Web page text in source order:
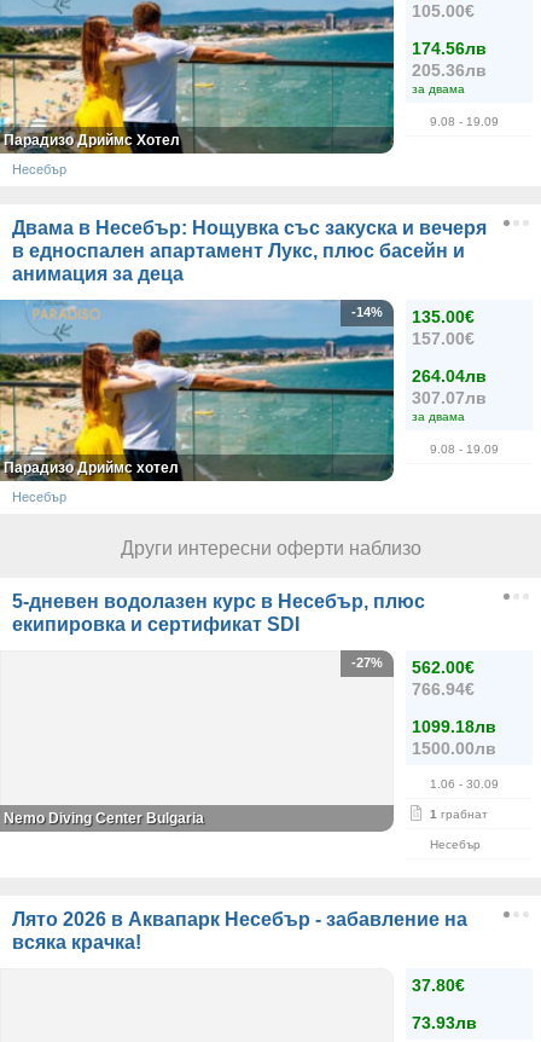
105.00€
174.56лв
205.36лв
за двама
9.08 - 19.09
Парадизо Дриймс Хотел
Несебър
Двама в Несебър: Нощувка със закуска и вечеря
в едноспален апартамент Лукс, плюс басейн и
анимация за деца
135.00€
157.00€
264.04лв
307.07лв
за двама
9.08 - 19.09
-14%
Парадизо Дриймс хотел
Несебър
Други интересни оферти наблизо
5-дневен водолазен курс в Несебър, плюс
екипировка и сертификат SDI
562.00€
766.94€
1099.18лв
1500.00лв
1.06 - 30.09
1 грабнат
Несебър
-27%
Nemo Diving Center Bulgaria
Лято 2026 в Аквапарк Несебър - забавление на
всяка крачка!
37.80€
73.93лв